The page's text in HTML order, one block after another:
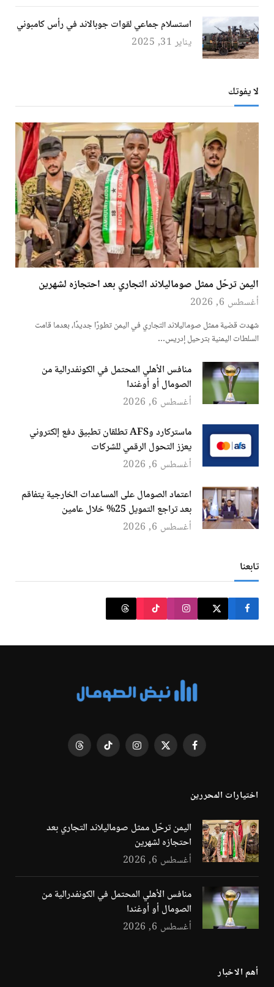
استسلام جماعي لقوات جوبالاند في رأس كامبوني
يناير 31, 2025
لا يفوتك
اليمن ترحّل ممثل صوماليلاند التجاري بعد احتجازه لشهرين
أغسطس 6, 2026
شهدت قضية ممثل صوماليلاند التجاري في اليمن تطورًا جديدًا، بعدما قامت
السلطات اليمنية بترحيل إدريس…
منافس الأهلي المحتمل في الكونفدرالية من
الصومال أو أوغندا
أغسطس 6, 2026
ماستركارد وAFS تطلقان تطبيق دفع إلكتروني
يعزز التحول الرقمي للشركات
أغسطس 6, 2026
اعتماد الصومال على المساعدات الخارجية يتفاقم
بعد تراجع التمويل 25% خلال عامين
أغسطس 6, 2026
تابعنا
فيسبوك X
الانستغرامتيكتوك Threads
اختيارات المحررين
اليمن ترحّل ممثل صوماليلاند التجاري بعد
احتجازه لشهرين
أغسطس 6, 2026
منافس الأهلي المحتمل في الكونفدرالية من
الصومال أو أوغندا
أغسطس 6, 2026
أهم الاخبار